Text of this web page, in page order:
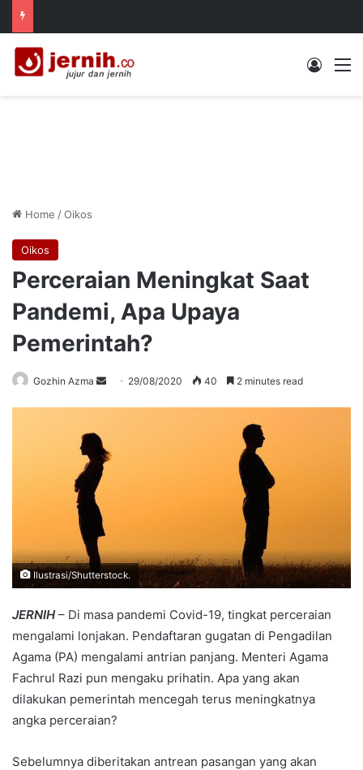
Log In
Home /Oikos
Oikos
Perceraian Meningkat Saat
Pandemi, Apa Upaya
Pemerintah?
Gozhin Azma
Send 29/08/2020 40 2 minutes read
Ilustrasi/Shutterstock.
JERNIH – Di masa pandemi Covid-19, tingkat perceraian
mengalami lonjakan. Pendaftaran gugatan di Pengadilan
Agama (PA) mengalami antrian panjang. Menteri Agama
Fachrul Razi pun mengaku prihatin. Apa yang akan
dilakukan pemerintah mencegah terus meningkatnya
angka perceraian?
Sebelumnya diberitakan antrean pasangan yang akan